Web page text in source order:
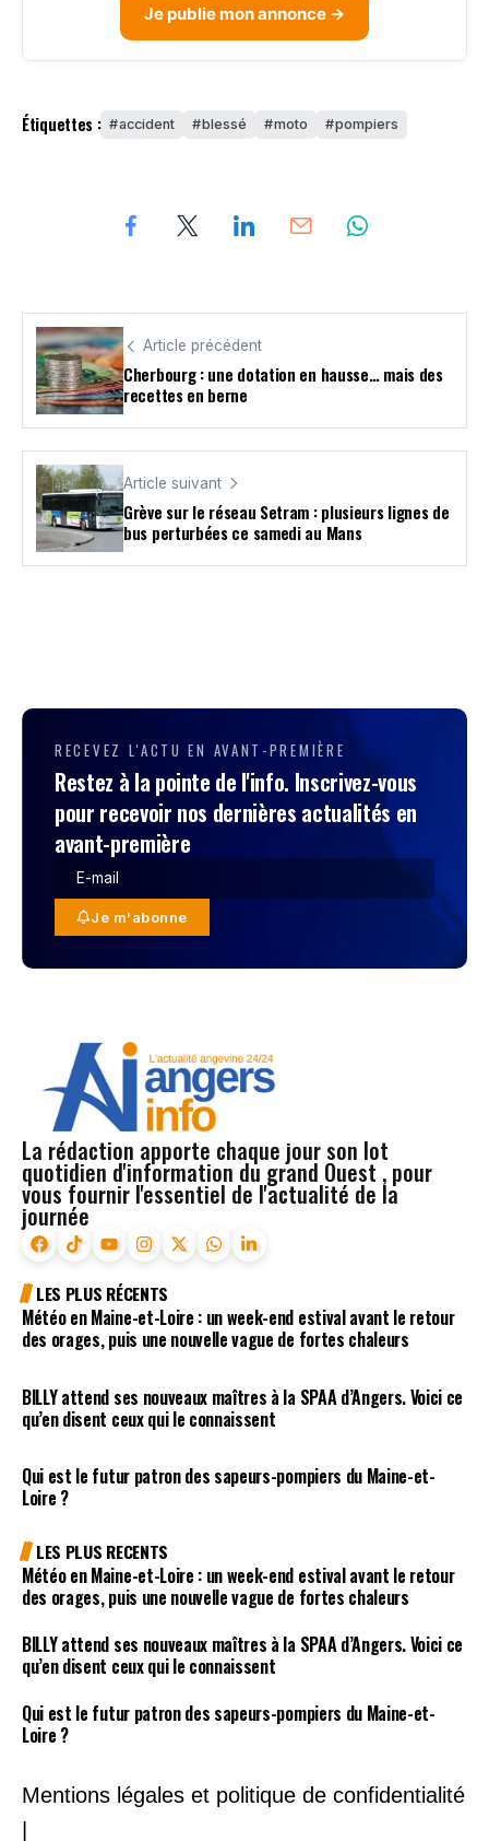
Je publie mon annonce →
Étiquettes : accident blessé moto pompiers
Article précédent
Cherbourg : une dotation en hausse… mais des
recettes en berne
Article suivant
Grève sur le réseau Setram : plusieurs lignes de
bus perturbées ce samedi au Mans
RECEVEZ L'ACTU EN AVANT-PREMIÈRE
Restez à la pointe de l'info. Inscrivez-vous
pour recevoir nos dernières actualités en
avant-première
Je m'abonne
La rédaction apporte chaque jour son lot
quotidien d'information du grand Ouest , pour
vous fournir l'essentiel de l'actualité de la
journée
LES PLUS RÉCENTS
Météo en Maine-et-Loire : un week-end estival avant le retour
des orages, puis une nouvelle vague de fortes chaleurs
BILLY attend ses nouveaux maîtres à la SPAA d’Angers. Voici ce
qu’en disent ceux qui le connaissent
Qui est le futur patron des sapeurs-pompiers du Maine-et-
Loire ?
LES PLUS RECENTS
Météo en Maine-et-Loire : un week-end estival avant le retour
des orages, puis une nouvelle vague de fortes chaleurs
BILLY attend ses nouveaux maîtres à la SPAA d’Angers. Voici ce
qu’en disent ceux qui le connaissent
Qui est le futur patron des sapeurs-pompiers du Maine-et-
Loire ?
Mentions légales et politique de confidentialité